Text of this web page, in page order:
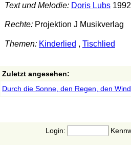
Text und Melodie: Doris Lubs1992
Rechte:Projektion J Musikverlag
Themen: Kinderlied , Tischlied
Zuletzt angesehen:
Durch die Sonne, den Regen, den
Login: